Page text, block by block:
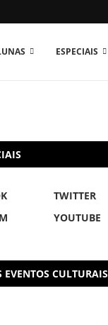
ESPECIAIS
TWITTER
YOUTUBE
EVENTOS CULTURAIS